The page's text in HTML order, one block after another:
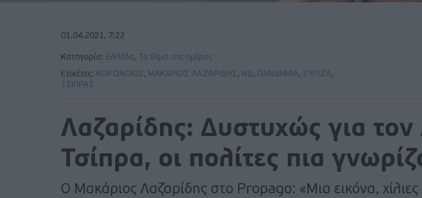
01.04.2021, 7:22
Κατηγορία: Ελλάδα,
Το θέμα της ημέρας
Ετικέτες: ΚΟΡΩΝΟΙΟΣ, ΜΑΚΑΡΙΟΣ ΛΑΖΑΡΙΔΗΣ, ΝΔ, ΠΑΝΔΗΜΙΑ, ΣΥΡΙΖΑ,
ΤΣΙΠΡΑΣ
Λαζαρίδης: Δυστυχώς για τον
Τσίπρα, οι πολίτες πια
Ο Μακάριος Λαζαρίδης στο Propago: «Μια εικόνα, χίλιες